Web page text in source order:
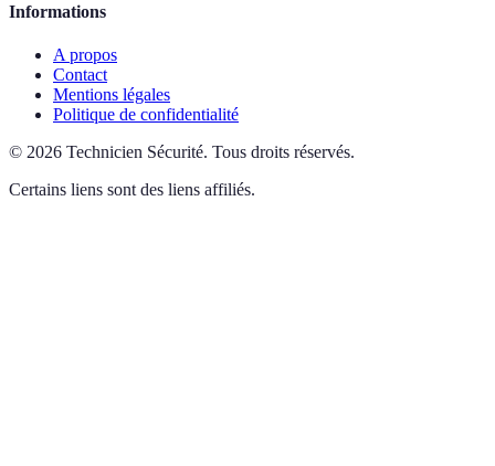
Informations
A propos
Contact
Mentions légales
Politique de confidentialité
© 2026 Technicien Sécurité. Tous droits réservés.
Certains liens sont des liens affiliés.